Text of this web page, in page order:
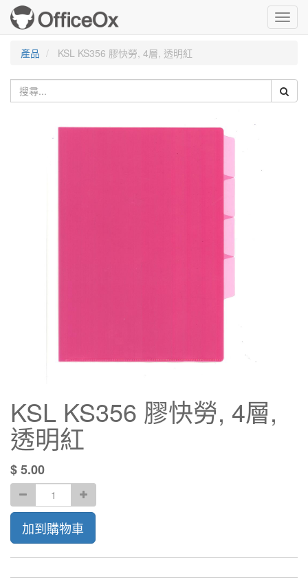
產品
KSL KS356 膠快勞, 4層, 透明紅
KSL KS356 膠快勞, 4層,
透明紅
$5.00
加到購物車